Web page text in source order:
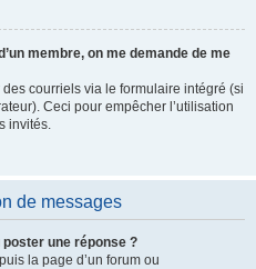
membre, on me demande de me
courriels via le formulaire intégré (si
Ceci pour empêcher l’utilisation
invités.
de messages
une réponse ?
la page d’un forum ou